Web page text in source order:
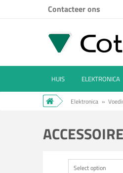
Contacteer ons
HUIS ELEKTRONICA
Elektronica »
Select option